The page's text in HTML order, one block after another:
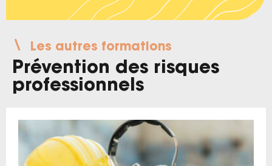
Les autres formations
Prévention des risques
professionnels